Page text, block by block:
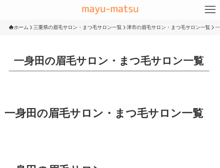
ホーム 三重県の眉毛サロン・まつ毛サロン一覧 津市の眉毛サロン・まつ毛サロン一覧
一身田の眉毛サロン・まつ毛サロン一覧
一身田の眉毛サロン・まつ毛サロン一覧